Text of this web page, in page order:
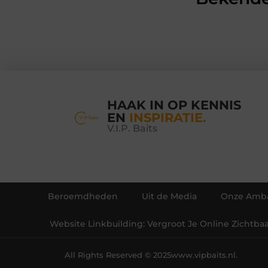
HAAK IN OP KENNIS
EN INSPIRATIE.
V.I.P. Baits
Beroemdheden Uit de Media Onze
Website Linkbuilding: Vergroot Je Online
All Rights Reserved © 2025www.vipbaits.nl.